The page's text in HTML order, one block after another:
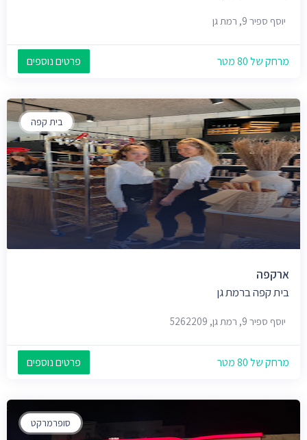
יוסף ספיר 9, רמת גן
מרחק של 80 מטר פרטים נוספים
בית קפה
ארקפה
בית קפה ברמת גן
יוסף ספיר 9, רמת גן, 5262209
מרחק של 80 מטר פרטים נוספים
סופרמרקט